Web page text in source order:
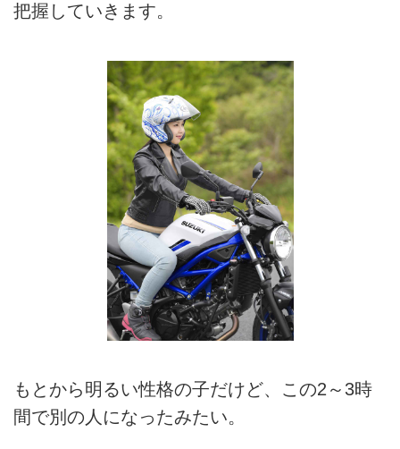
把握していきます。
もとから明るい性格の子だけど、この2～3時
間で別の人になったみたい。